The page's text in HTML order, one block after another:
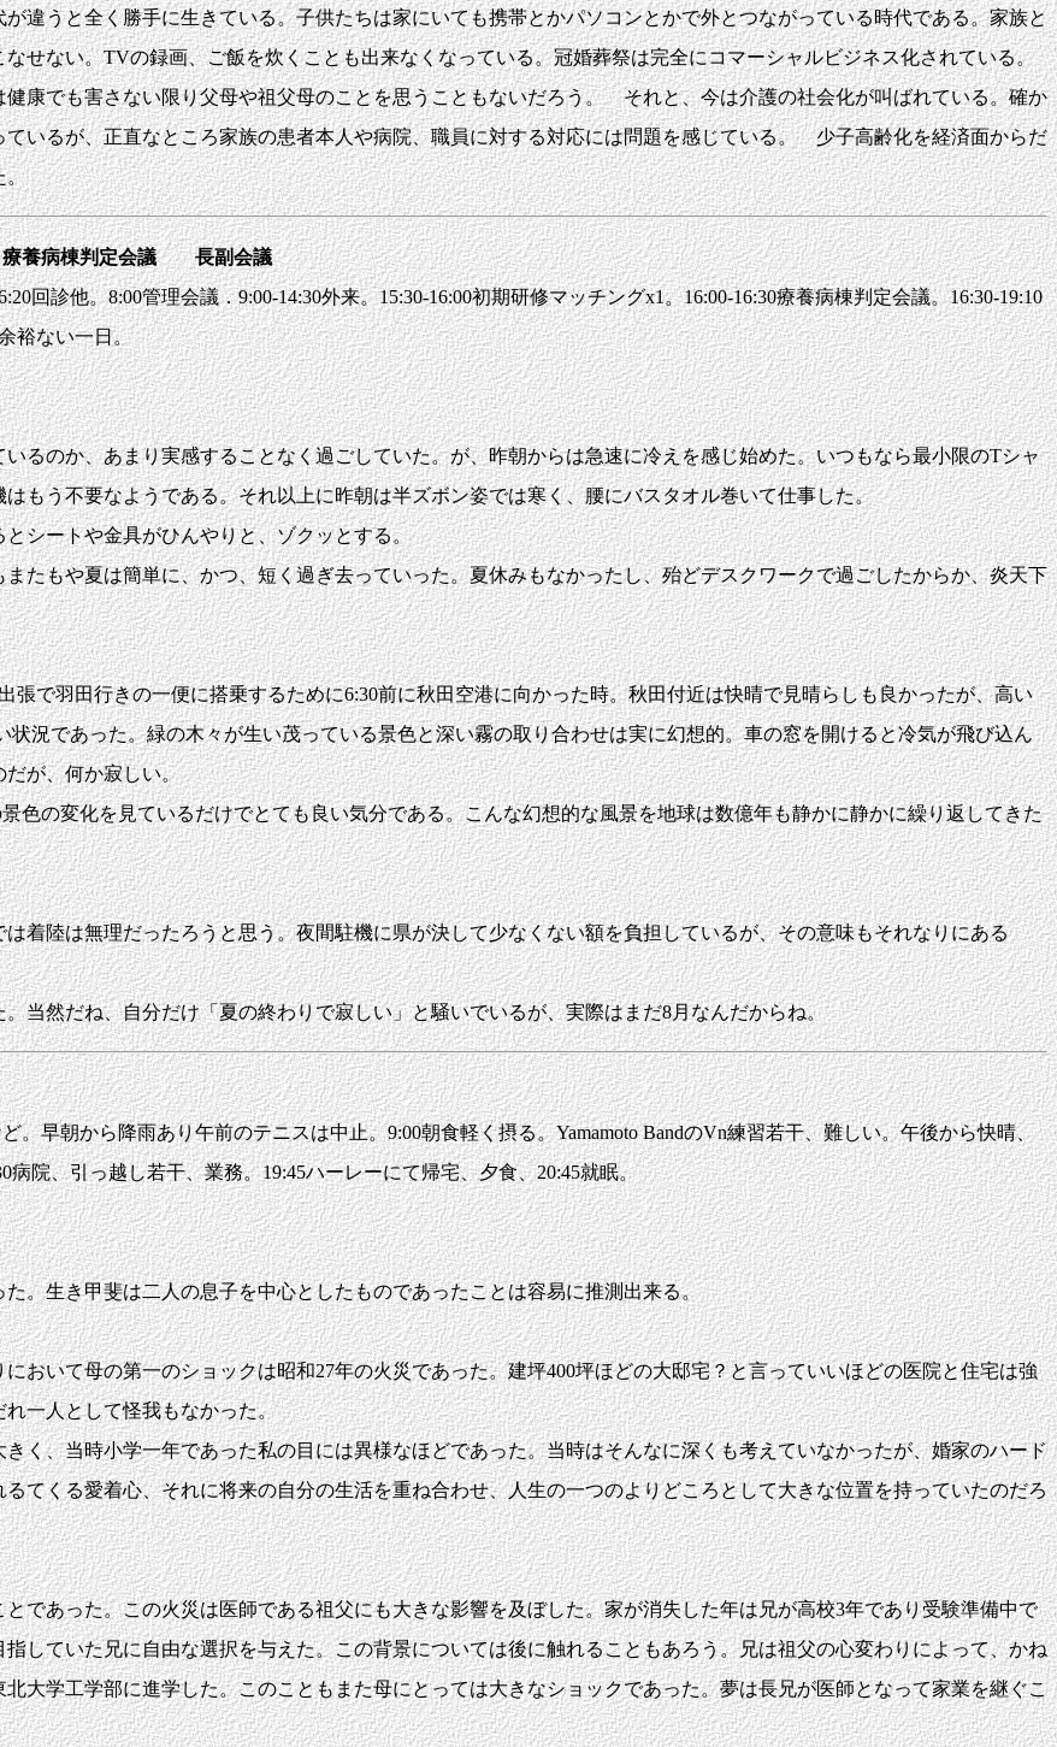
うと全く勝手に生きている。子供たちは家にいても携帯とかパソコンとかで外とつながっている時代である。家族と
せない。TVの録画、ご飯を炊くことも出来なくなっている。冠婚葬祭は完全にコマーシャルビジネス化されている。
康でも害さない限り父母や祖父母のことを思うこともないだろう。 それと、今は介護の社会化が叫ばれている。確か
いるが、正直なところ家族の患者本人や病院、職員に対する対応には問題を感じている。 少子高齢化を経済面からだ
。
養病棟判定会議 長副会議
回診他。8:00管理会議．9:00-14:30外来。15:30-16:00初期研修マッチングx1。16:00-16:30療養病棟判定会議。16:30-19:10
裕ない一日。
のか、あまり実感することなく過ごしていた。が、昨朝からは急速に冷えを感じ始めた。いつもなら最小限のTシャ
もう不要なようである。それ以上に昨朝は半ズボン姿では寒く、腰にバスタオル巻いて仕事した。
シートや金具がひんやりと、ゾクッとする。
もや夏は簡単に、かつ、短く過ぎ去っていった。夏休みもなかったし、殆どデスクワークで過ごしたからか、炎天下
で羽田行きの一便に搭乗するために6:30前に秋田空港に向かった時。秋田付近は快晴で見晴らしも良かったが、高い
況であった。緑の木々が生い茂っている景色と深い霧の取り合わせは実に幻想的。車の窓を開けると冷気が飛び込ん
だが、何か寂しい。
の変化を見ているだけでとても良い気分である。こんな幻想的な風景を地球は数億年も静かに静かに繰り返してきた
陸は無理だったろうと思う。夜間駐機に県が決して少なくない額を負担しているが、その意味もそれなりにある
然だね、自分だけ「夏の終わりで寂しい」と騒いでいるが、実際はまだ8月なんだからね。
。早朝から降雨あり午前のテニスは中止。9:00朝食軽く摂る。Yamamoto BandのVn練習若干、難しい。午後から快晴、
病院、引っ越し若干、業務。19:45ハーレーにて帰宅、夕食、20:45就眠。
生き甲斐は二人の息子を中心としたものであったことは容易に推測出来る。
いて母の第一のショックは昭和27年の火災であった。建坪400坪ほどの大邸宅？と言っていいほどの医院と住宅は強
一人として怪我もなかった。
、当時小学一年であった私の目には異様なほどであった。当時はそんなに深くも考えていなかったが、婚家のハード
てくる愛着心、それに将来の自分の生活を重ね合わせ、人生の一つのよりどころとして大きな位置を持っていたのだろ
あった。この火災は医師である祖父にも大きな影響を及ぼした。家が消失した年は兄が高校3年であり受験準備中で
していた兄に自由な選択を与えた。この背景については後に触れることもあろう。兄は祖父の心変わりによって、かね
大学工学部に進学した。このこともまた母にとっては大きなショックであった。夢は長兄が医師となって家業を継ぐこ